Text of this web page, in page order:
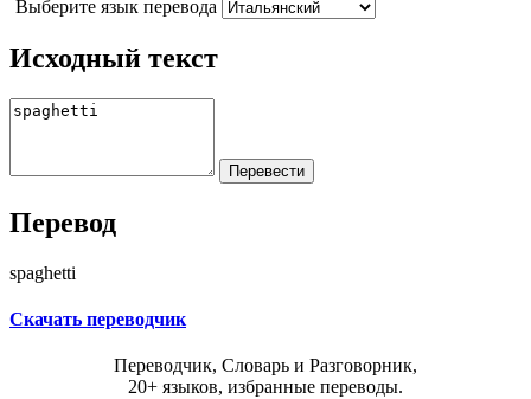
Выберите язык перевода
Исходный текст
Перевод
spaghetti
Скачать переводчик
Переводчик, Словарь и Разговорник,
20+ языков, избранные переводы.